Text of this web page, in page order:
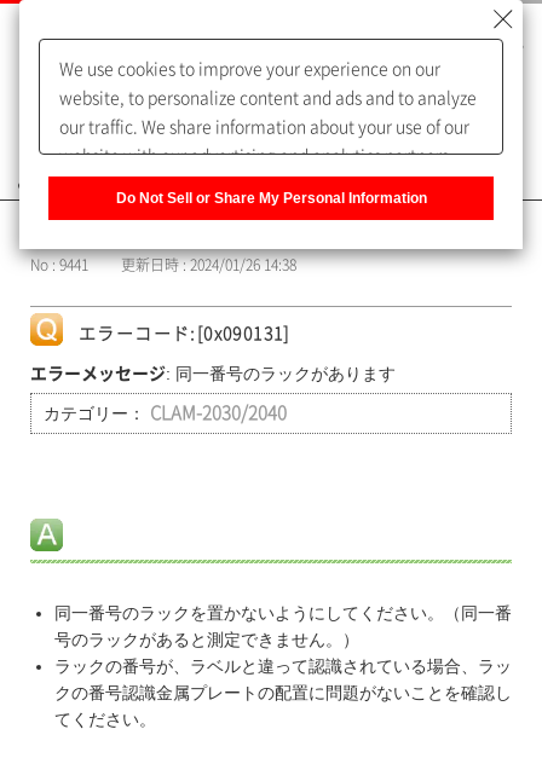
よくあるご質問（FAQ）
No : 9441 更新日時 : 2024/01/26 14:38
エラーコード:[0x090131]
エラーメッセージ: 同一番号のラックがあります
カテゴリー： CLAM-2030/2040
同一番号のラックを置かないようにしてください。（同一番
号のラックがあると測定できません。）
ラックの番号が、ラベルと違って認識されている場合、ラッ
クの番号認識金属プレートの配置に問題がないことを確認し
てください。
We use cookies to improve your experience on our
website, to personalize content and ads and to analyze
our traffic. We share information about your use of our
website with our advertising and analytics partners,
of our sharing information about you with our partners.
Information] to customize your cookie settings on our
Do Not Sell or Share My Personal Information